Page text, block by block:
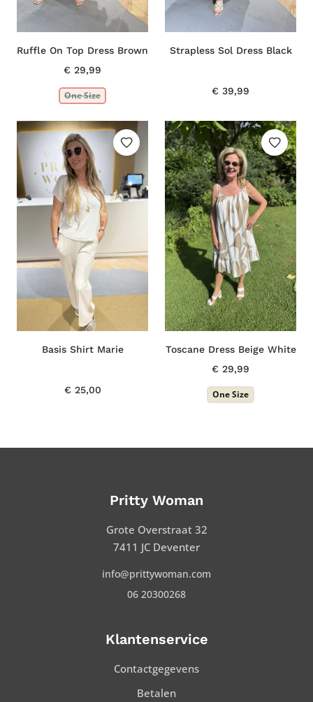
Ruffle On Top Dress Brown
€ 29,99
One Size
Strapless Sol Dress Black
€ 39,99
Basis Shirt Marie
€ 25,00
Toscane Dress Beige White
€ 29,99
One Size
Pritty Woman
Grote Overstraat 32
7411 JC Deventer
info@prittywoman.com
06 20300268
Klantenservice
Contactgegevens
Betalen